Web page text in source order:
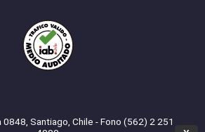
Santiago, Chile - Fono (562) 2 251